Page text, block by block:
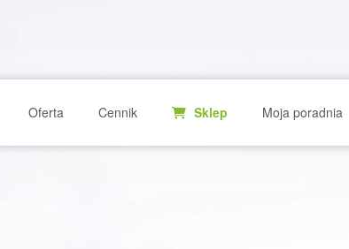
Oferta Cennik Sklep Moja poradnia